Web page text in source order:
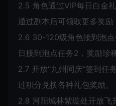
2.5 角色通过VIP每日白金
通过副本后可领取更多奖励
2.6 30-120级角色接到泡
日接到泡点任务2，奖励珍
2.7 开放“九州同庆”签到任
过积分兑换各种礼包奖励。
2.8 河阳城林紫璇处开放飞